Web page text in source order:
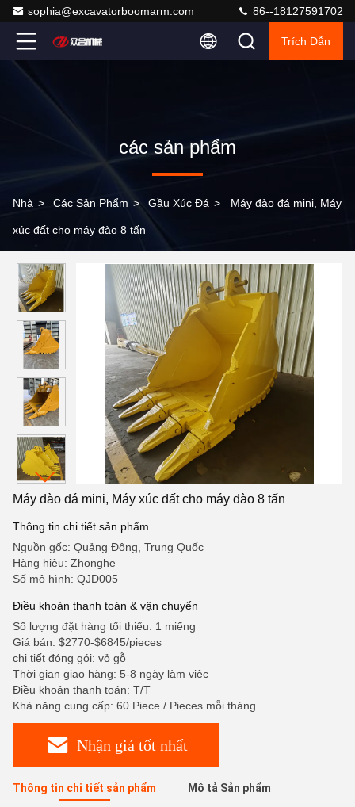
sophia@excavatorboomarm.com 86--18127591702
Trích Dẫn
các sản phẩm
Nhà > Các Sản Phẩm > Gầu Xúc Đá > Máy đào đá mini, Máy
xúc đất cho máy đào 8 tấn
Máy đào đá mini, Máy xúc đất cho máy đào 8 tấn
Thông tin chi tiết sản phẩm
Nguồn gốc: Quảng Đông, Trung Quốc
Hàng hiệu: Zhonghe
Số mô hình: QJD005
Điều khoản thanh toán & vận chuyển
Số lượng đặt hàng tối thiểu: 1 miếng
Giá bán: $2770-$6845/pieces
chi tiết đóng gói: vỏ gỗ
Thời gian giao hàng: 5-8 ngày làm việc
Điều khoản thanh toán: T/T
Khả năng cung cấp: 60 Piece / Pieces mỗi tháng
Nhận giá tốt nhất
Thông tin chi tiết sản phẩm Mô tả Sản phẩm